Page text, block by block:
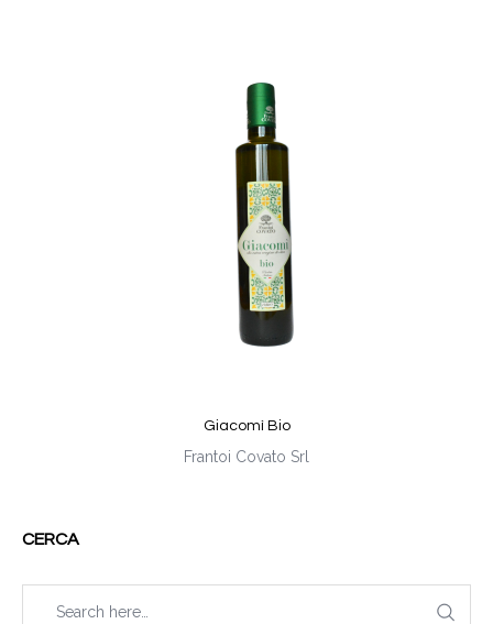
Giacomì Bio
Frantoi Covato Srl
CERCA